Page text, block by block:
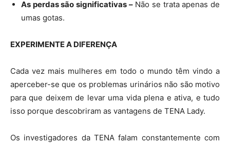
As perdas são significativas –Não se trata apenas de
umas gotas.
EXPERIMENTE A DIFERENÇA
Cada vez mais mulheres em todo o mundo têm vindo a
aperceber-se que os problemas urinários não são motivo
para que deixem de levar uma vida plena e ativa, e tudo
isso porque descobriram as vantagens de TENA Lady.
Os investigadores da TENA falam constantemente com